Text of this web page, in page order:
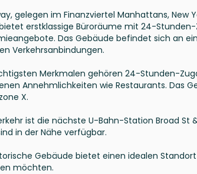
gelegen im Finanzviertel Manhattans, New
erstklassige Büroräume mit 24-
Das Gebäude befindet sich an
Verkehrsanbindungen.
Merkmalen gehören 24-Stunden-
Annehmlichkeiten wie Restaurants. Das
X.
ist die nächste U-Bahn-Station Broad St
in der Nähe verfügbar.
Gebäude bietet einen idealen
möchten.